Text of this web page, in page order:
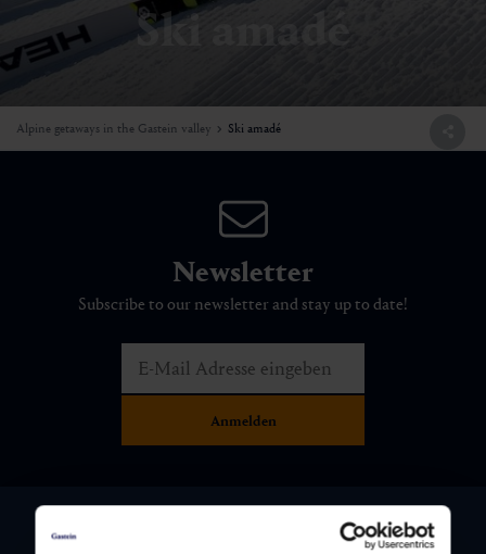
Ski amadé
Alpine getaways in the Gastein valley Ski amadé
Newsletter
Subscribe to our newsletter and stay up to date!